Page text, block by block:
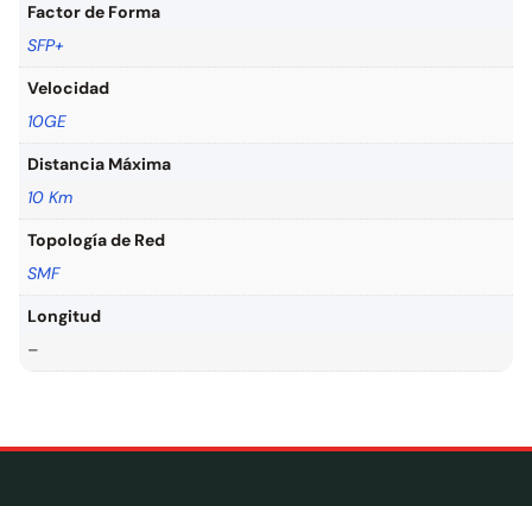
Factor de Forma
SFP+
Velocidad
10GE
Distancia Máxima
10 Km
Topología de Red
SMF
Longitud
–